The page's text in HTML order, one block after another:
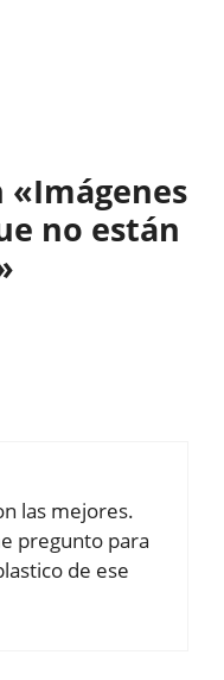
no están
las mejores.
pregunto para
de ese